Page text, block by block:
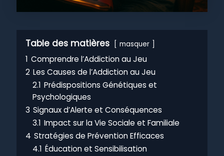
Table des matières masquer
1 Comprendre l’Addiction au Jeu
2 Les Causes de l’Addiction au Jeu
2.1 Prédispositions Génétiques et
Psychologiques
3 Signaux d’Alerte et Conséquences
3.1 Impact sur la Vie Sociale et Familiale
4 Stratégies de Prévention Efficaces
4.1 Éducation et Sensibilisation